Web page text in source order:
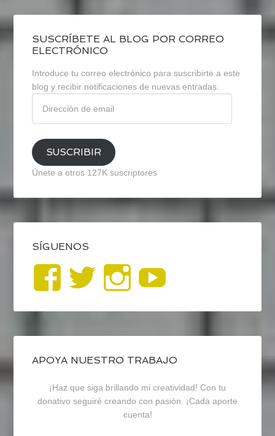
SUSCRÍBETE AL BLOG POR CORREO
ELECTRÓNICO
Introduce tu correo electrónico para suscribirte a este
blog y recibir notificaciones de nuevas entradas.
email
SUSCRIBIR
Únete a otros 127K suscriptores
SÍGUENOS
Ver
perfil
de
blogrecursosep
en
Ver
perfil
de
recursosep
en
Ver
perfil
de
recursosep
en
APOYA NUESTRO TRABAJO
¡Haz que siga brillando mi creatividad! Con tu
donativo seguiré creando con pasión. ¡Cada aporte
cuenta!